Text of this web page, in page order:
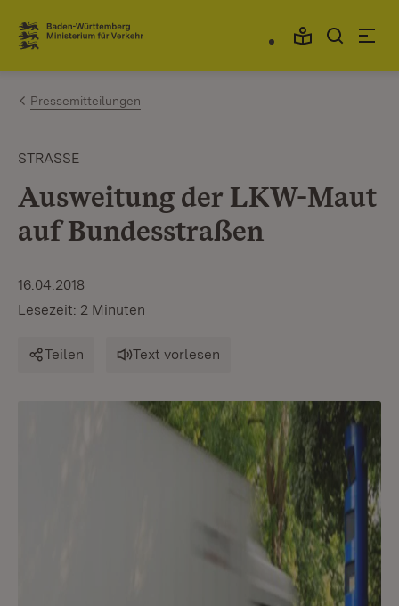
Zum Inhalt springen
Link zur Startseite
Pressemitteilungen
STRASSE
Ausweitung der LKW-Maut
auf Bundesstraßen
16.04.2018
Lesezeit: 2 Minuten
Teilen Text vorlesen